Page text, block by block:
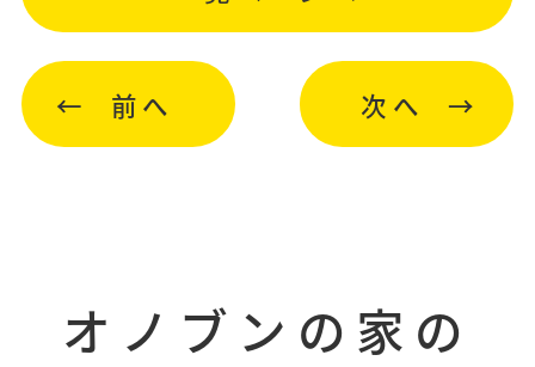
前へ 次へ
オノブンの家の